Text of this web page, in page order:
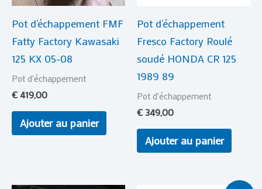
Pot d’échappement FMF
Fatty Factory Kawasaki
125 KX 05-08
Pot d'échappement
€419,00
Ajouter au panier
Pot d’échappement
Fresco Factory Roulé
soudé HONDA CR 125
1989 89
Pot d'échappement
€349,00
Ajouter au panier